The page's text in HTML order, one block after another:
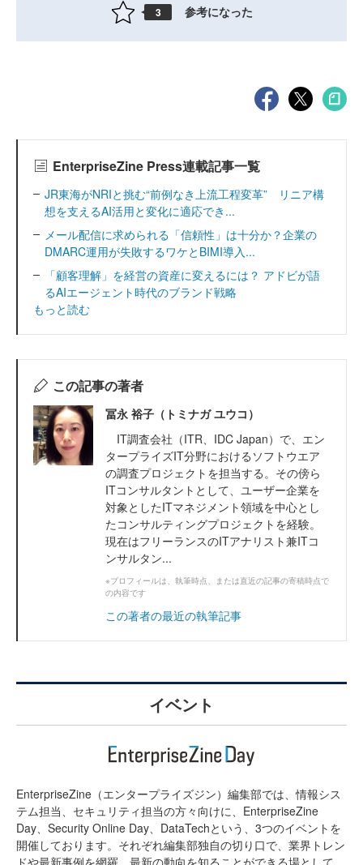
3 参考になった
EnterpriseZine Press連載記事一覧
JR東海がNRIと挑む“前例なき上流工程変革” リニア構
想を支えるAI活用と変化に適応でき...
メール配信に求められる「信頼性」は十分か？企業の
DMARC運用が失敗するワケとBIMI導入...
「顧客理解」を経営の資産に変えるには？ アドビが語
るAIエージェント時代のブランド戦略
もっと読む
この記事の著者
冨永 裕子（トミナガ ユウコ）
IT調査会社（ITR、IDC Japan）で、エン
タープライズIT分野におけるソフトウエア
の調査プロジェクトを担当する。その傍ら
ITコンサルタントとして、ユーザー企業を
対象としたITマネジメント領域を中心とし
たコンサルティングプロジェクトを経験。
現在はフリーランスのITアナリスト兼ITコ
ンサルタン...
※プロフィールは、執筆時点、または直近の記事の寄稿時点で
の内容です
この著者の最近の執筆記事
イベント
EnterpriseZine（エンタープライズジン）編集部では、情報シス
テム担当、セキュリティ担当の方々向けに、EnterpriseZine
Day、Security Online Day、DataTechという、3つのイベントを
開催しております。それぞれ編集部独自の切り口で、業界トレン
ドや最新事例を網羅。最新の動向を知ることができる場として、